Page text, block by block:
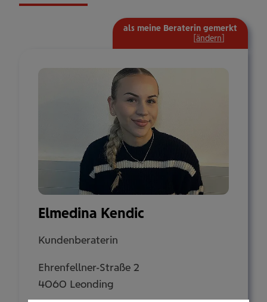
Elmedina Kendic
Kundenberaterin
Ehrenfellner-Straße 2
4060 Leonding
als meine Beraterin gemerkt
[ändern